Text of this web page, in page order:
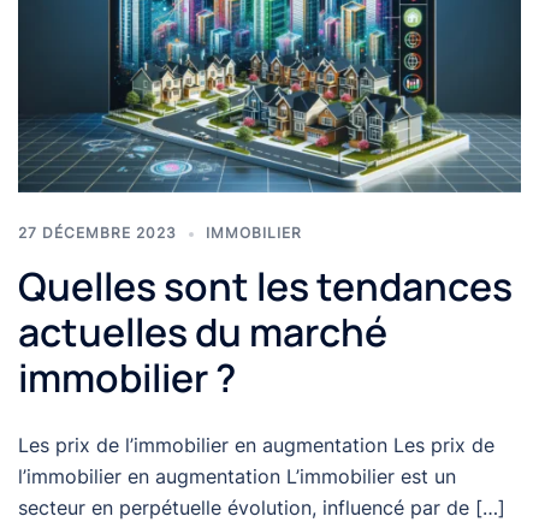
27 DÉCEMBRE 2023 IMMOBILIER
Quelles sont les tendances
actuelles du marché
immobilier ?
Les prix de l’immobilier en augmentation Les prix de
l’immobilier en augmentation L’immobilier est un
secteur en perpétuelle évolution, influencé par de […]